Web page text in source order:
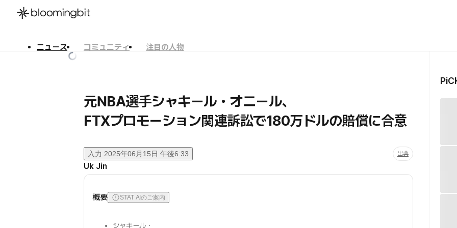
ニュース コミュニティ
注目の人物
元NBA選手シャキール・オニール、
FTXプロモーション関連訴訟で180万ドルの賠償に合意
入力 2025年06月15日 午後6:33 出典
Uk Jin
概要 STAT AIのご案内
シャキール・